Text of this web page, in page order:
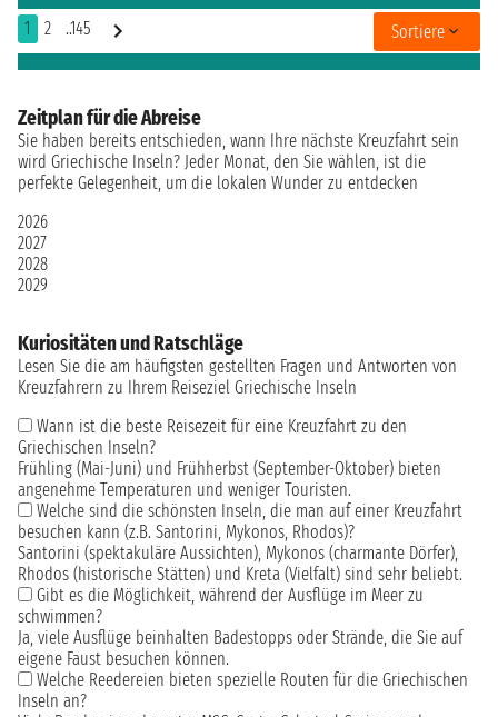
1 2 ..145 Sortiere
Zeitplan für die Abreise
Sie haben bereits entschieden, wann Ihre nächste Kreuzfahrt sein
wird Griechische Inseln? Jeder Monat, den Sie wählen, ist die
perfekte Gelegenheit, um die lokalen Wunder zu entdecken
2026
2027
2028
2029
Kuriositäten und Ratschläge
Lesen Sie die am häufigsten gestellten Fragen und Antworten von
Kreuzfahrern zu Ihrem Reiseziel Griechische Inseln
Wann ist die beste Reisezeit für eine Kreuzfahrt zu den
Griechischen Inseln?
Frühling (Mai-Juni) und Frühherbst (September-Oktober) bieten
angenehme Temperaturen und weniger Touristen.
Welche sind die schönsten Inseln, die man auf einer Kreuzfahrt
besuchen kann (z.B. Santorini, Mykonos, Rhodos)?
Santorini (spektakuläre Aussichten), Mykonos (charmante Dörfer),
Rhodos (historische Stätten) und Kreta (Vielfalt) sind sehr beliebt.
Gibt es die Möglichkeit, während der Ausflüge im Meer zu
schwimmen?
Ja, viele Ausflüge beinhalten Badestopps oder Strände, die Sie auf
eigene Faust besuchen können.
Welche Reedereien bieten spezielle Routen für die Griechischen
Inseln an?